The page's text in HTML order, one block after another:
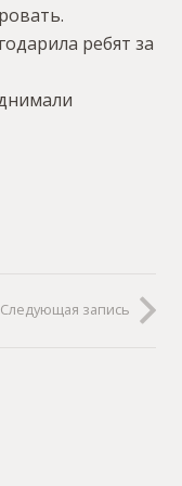
ребят за
Следующая запись